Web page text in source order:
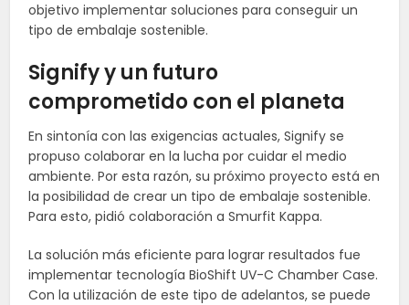
objetivo implementar soluciones para conseguir un
tipo de embalaje sostenible.
Signifyy un futuro
comprometido con el planeta
En sintonía con las exigencias actuales,Signify se
propuso colaborar en la lucha por cuidar el medio
ambiente. Por esta razón, su próximo proyecto está en
la posibilidad de crear un tipo de embalaje sostenible.
Para esto, pidió colaboración a Smurfit Kappa.
La solución más eficiente para lograr resultados fue
implementar tecnologíaBioShift UV-CChamber Case.
Con la utilización de este tipo de adelantos, se puede